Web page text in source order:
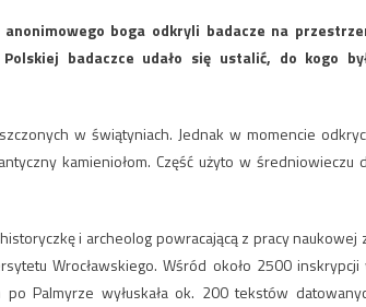
boga odkryli badacze na
badaczce udało się ustalić, do kogo
w świątyniach. Jednak w momencie
kamieniołom. Część użyto w średniowieczu
i archeolog powracającą z pracy naukowej
Wrocławskiego. Wśród około 2500 inskrypcji
Palmyrze wyłuskała ok. 200 tekstów